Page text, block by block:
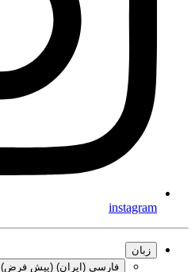
instagram
زبان
فارسی (ایران) (پیش فرض)